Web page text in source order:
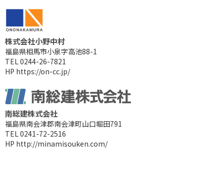
株式会社小野中村
福島県相馬市小泉字高池88-1
TEL 0244-26-7821
HP https://on-cc.jp/
南総建株式会社
福島県南会津郡南会津町山口堀田791
TEL 0241-72-2516
HP http://minamisouken.com/